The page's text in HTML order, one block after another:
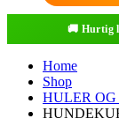
Home
Shop
HULER OG